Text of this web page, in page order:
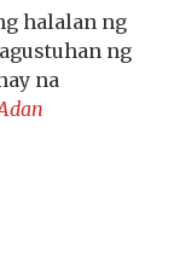
halalan ng
ng
na